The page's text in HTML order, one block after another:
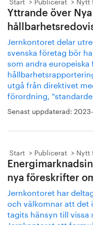
Yttrande över
Jernkontoret delar
svenska företag bör
som andra
utgå från direktivet
förordning,
Senast uppdaterad:
Start Publicerat Nytt
nya föreskrifter
Jernkontoret har
och välkomnar att det
tagits hänsyn till vissa